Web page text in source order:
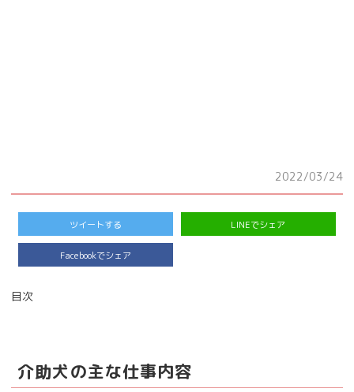
2022/03/24
ツイートする LINEでシェア
Facebookでシェア
目次
介助犬の主な仕事内容